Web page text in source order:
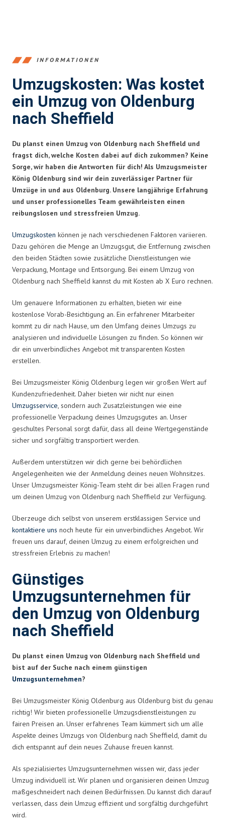
INFORMATIONEN
Umzugskosten: Was kostet
ein Umzug von Oldenburg
nach Sheffield
Du planst einen Umzug von Oldenburg nach Sheffield und
fragst dich, welche Kosten dabei auf dich zukommen? Keine
Sorge, wir haben die Antworten für dich! Als Umzugsmeister
König Oldenburg sind wir dein zuverlässiger Partner für
Umzüge in und aus Oldenburg. Unsere langjährige Erfahrung
und unser professionelles Team gewährleisten einen
reibungslosen und stressfreien Umzug.
Umzugskosten können je nach verschiedenen Faktoren variieren.
Dazu gehören die Menge an Umzugsgut, die Entfernung zwischen
den beiden Städten sowie zusätzliche Dienstleistungen wie
Verpackung, Montage und Entsorgung. Bei einem Umzug von
Oldenburg nach Sheffield kannst du mit Kosten ab X Euro rechnen.
Um genauere Informationen zu erhalten, bieten wir eine
kostenlose Vorab-Besichtigung an. Ein erfahrener Mitarbeiter
kommt zu dir nach Hause, um den Umfang deines Umzugs zu
analysieren und individuelle Lösungen zu finden. So können wir
dir ein unverbindliches Angebot mit transparenten Kosten
erstellen.
Bei Umzugsmeister König Oldenburg legen wir großen Wert auf
Kundenzufriedenheit. Daher bieten wir nicht nur einen
Umzugsservice, sondern auch Zusatzleistungen wie eine
professionelle Verpackung deines Umzugsgutes an. Unser
geschultes Personal sorgt dafür, dass all deine Wertgegenstände
sicher und sorgfältig transportiert werden.
Außerdem unterstützen wir dich gerne bei behördlichen
Angelegenheiten wie der Anmeldung deines neuen Wohnsitzes.
Unser Umzugsmeister König-Team steht dir bei allen Fragen rund
um deinen Umzug von Oldenburg nach Sheffield zur Verfügung.
Überzeuge dich selbst von unserem erstklassigen Service und
kontaktiere uns noch heute für ein unverbindliches Angebot. Wir
freuen uns darauf, deinen Umzug zu einem erfolgreichen und
stressfreien Erlebnis zu machen!
Günstiges
Umzugsunternehmen für
den Umzug von Oldenburg
nach Sheffield
Du planst einen Umzug von Oldenburg nach Sheffield und
bist auf der Suche nach einem günstigen
Umzugsunternehmen?
Bei Umzugsmeister König Oldenburg aus Oldenburg bist du genau
richtig! Wir bieten professionelle Umzugsdienstleistungen zu
fairen Preisen an. Unser erfahrenes Team kümmert sich um alle
Aspekte deines Umzugs von Oldenburg nach Sheffield, damit du
dich entspannt auf dein neues Zuhause freuen kannst.
Als spezialisiertes Umzugsunternehmen wissen wir, dass jeder
Umzug individuell ist. Wir planen und organisieren deinen Umzug
maßgeschneidert nach deinen Bedürfnissen. Du kannst dich darauf
verlassen, dass dein Umzug effizient und sorgfältig durchgeführt
wird.